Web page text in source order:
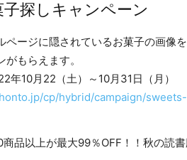
探しキャンペーン
ページに隠されているお菓子の画像
もらえます。
年10月22（土）～10月31日（月）
cp/hybrid/campaign/